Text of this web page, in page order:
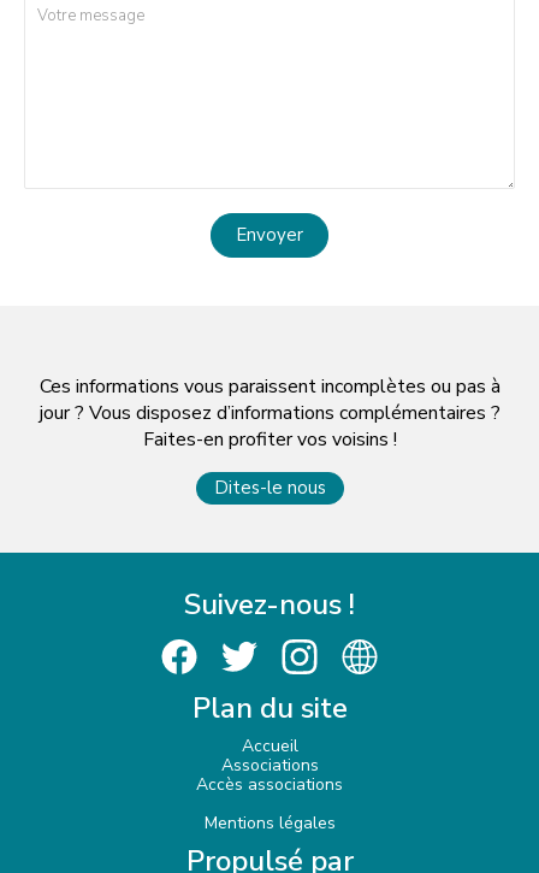
Envoyer
Ces informations vous paraissent incomplètes ou pas à
jour ? Vous disposez d’informations complémentaires ?
Faites-en profiter vos voisins !
Dites-le nous
Suivez-nous !
Plan du site
Accueil
Associations
Accès associations
Mentions légales
Propulsé par